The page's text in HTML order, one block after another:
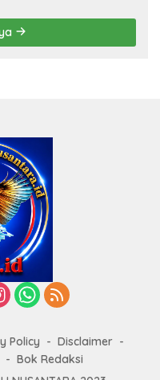
Policy
Disclaimer
Bok Redaksi